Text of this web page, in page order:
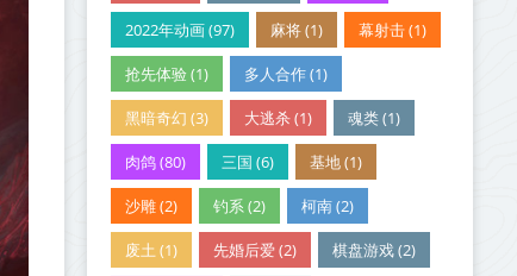
2022年动画 (97) 麻将 (1) 幕射击 (1)
抢先体验 (1) 多人合作 (1)
黑暗奇幻 (3) 大逃杀 (1) 魂类 (1)
肉鸽 (80) 三国 (6) 基地 (1)
沙雕 (2) 钓系 (2) 柯南 (2)
废土 (1) 先婚后爱 (2) 棋盘游戏 (2)